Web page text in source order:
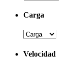
Carga
Velocidad